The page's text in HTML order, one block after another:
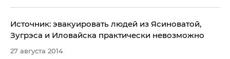
​Источник: эвакуировать людей из Ясиноватой,
Зугрэса и Иловайска практически невозможно
27 августа 2014